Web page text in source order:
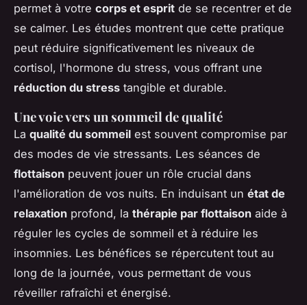
permet à votre corps et esprit de se recentrer et de
se calmer. Les études montrent que cette pratique
peut réduire significativement les niveaux de
cortisol, l'hormone du stress, vous offrant une
réduction du stress tangible et durable.
Une voie vers un sommeil de qualité
La qualité du sommeil est souvent compromise par
des modes de vie stressants. Les séances de
flottaison peuvent jouer un rôle crucial dans
l'amélioration de vos nuits. En induisant un état de
relaxation profond, la thérapie par flottaison aide à
réguler les cycles de sommeil et à réduire les
insomnies. Les bénéfices se répercutent tout au
long de la journée, vous permettant de vous
réveiller rafraîchi et énergisé.